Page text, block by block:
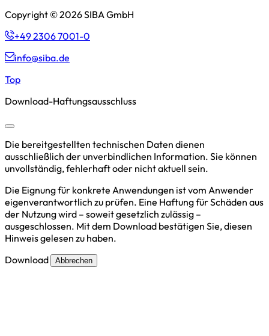
Copyright © 2026 SIBA GmbH
+49 2306 7001-0
info@siba.de
Top
Download-Haftungsausschluss
Die bereitgestellten technischen Daten dienen
ausschließlich der unverbindlichen Information. Sie können
unvollständig, fehlerhaft oder nicht aktuell sein.
Die Eignung für konkrete Anwendungen ist vom Anwender
eigenverantwortlich zu prüfen. Eine Haftung für Schäden aus
der Nutzung wird – soweit gesetzlich zulässig –
ausgeschlossen. Mit dem Download bestätigen Sie, diesen
Hinweis gelesen zu haben.
Download
Abbrechen